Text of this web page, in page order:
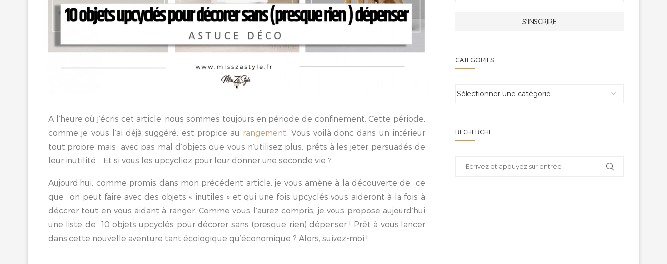
A l’heure où j’écris cet article, nous sommes toujours en période de confinement. Cette période,
comme je vous l’ai déjà suggéré, est propice au rangement . Vous voilà donc dans un intérieur
tout propre mais avec pas mal d’objets que vous n’utilisez plus, prêts à les jeter persuadés de
leur inutilité . Et si vous les upcycliez pour leur donner une seconde vie ?
Aujourd’hui, comme promis dans mon précédent article, je vous amène à la découverte de ce
que l’on peut faire avec des objets « inutiles » et qui une fois upcyclés vous aideront à la fois à
décorer tout en vous aidant à ranger. Comme vous l’aurez compris, je vous propose aujourd’hui
une liste de 10 objets upcyclés pour décorer sans (presque rien) dépenser ! Prêt à vous lancer
dans cette nouvelle aventure tant écologique qu’économique ? Alors, suivez-moi !
CATEGORIES
RECHERCHE